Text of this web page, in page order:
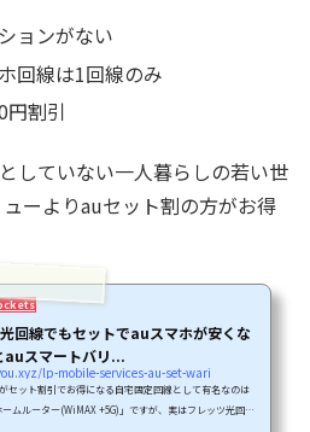
ョンがない
回線は1回線のみ
円割引
していない一人暮らしの若い世
ーよりauセット割の方がお得
回線でもセットでauスマホが安くな
auスマートバリ...
lp-mobile-services-au-set-wari
セット割引でお得になる自宅固定回線として有名なのは
ムルーター(WiMAX +5G)」ですが、実はフレッツ光回線